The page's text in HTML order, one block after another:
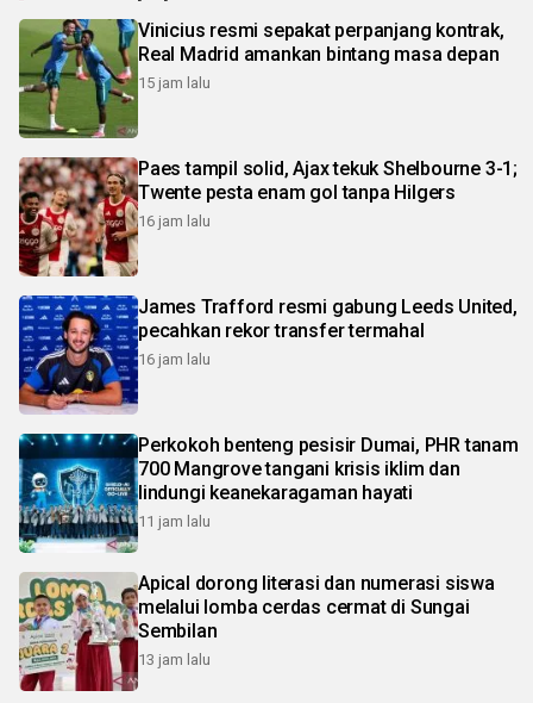
Vinicius resmi sepakat perpanjang kontrak,
Real Madrid amankan bintang masa depan
15 jam lalu
Paes tampil solid, Ajax tekuk Shelbourne 3-1;
Twente pesta enam gol tanpa Hilgers
16 jam lalu
James Trafford resmi gabung Leeds United,
pecahkan rekor transfer termahal
16 jam lalu
Perkokoh benteng pesisir Dumai, PHR tanam
700 Mangrove tangani krisis iklim dan
lindungi keanekaragaman hayati
11 jam lalu
Apical dorong literasi dan numerasi siswa
melalui lomba cerdas cermat di Sungai
Sembilan
13 jam lalu